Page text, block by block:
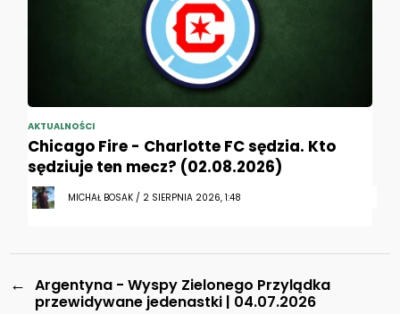
AKTUALNOŚCI
Chicago Fire - Charlotte FC sędzia. Kto
sędziuje ten mecz? (02.08.2026)
MICHAŁ BOSAK / 2 SIERPNIA 2026, 1:48
← Argentyna - Wyspy Zielonego Przylądka
przewidywane jedenastki | 04.07.2026